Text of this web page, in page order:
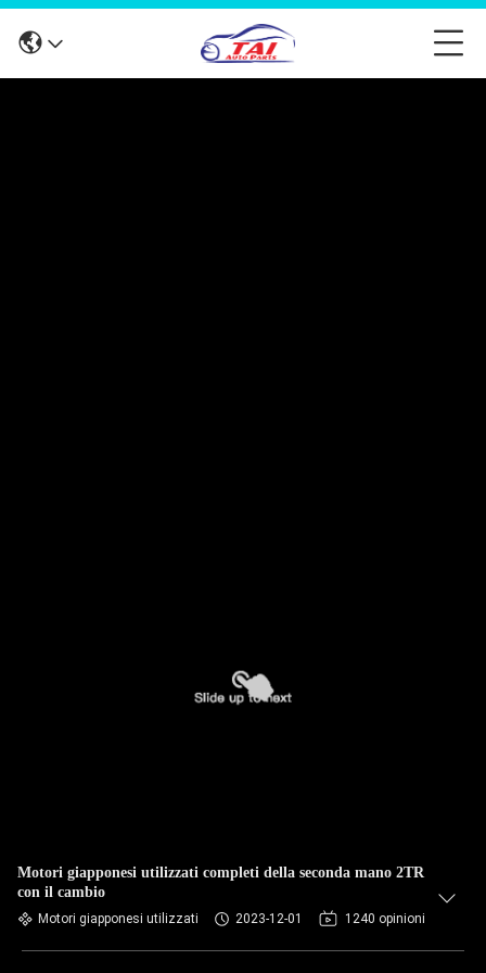
Motori giapponesi utilizzati completi della seconda mano 2TR
con il cambio
Motori giapponesi utilizzati 2023-12-01 1240 opinioni